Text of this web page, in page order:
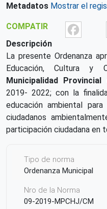
Metadatos Mostrar el
COMPATIR
Descripción
La presente Ordenanza
Educación, Cultura y
Municipalidad Provincial
2019- 2022; con la
educación ambiental
ciudadanos
participación ciudadana en
Tipo de norma
Ordenanza Municipal
Nro de la Norma
09-2019-MPCHJ/CM